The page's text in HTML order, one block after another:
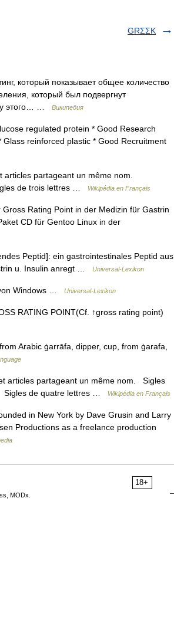
GRΣΣK
который показывает общее количество
который был подвергнут
этого… …
Википедия
regulated protein * Good Research
reinforced plastic * Good Recruitment
partageant un même nom.
de trois lettres …
Wikipédia en Français
Rating Point in der Medizin für Gastrin
CD für Gentoo Linux in der
Peptid]: ein gastrointestinales Peptid aus
u. Insulin anregt …
Universal-Lexikon
Windows … Universal-Lexikon
RATING POINT(Cf. ↑gross rating point)
Arabic ġarrāfa, dipper, cup, from ġarafa,
articles partageant un même nom. Sigles
Sigles de quatre lettres …
Wikipédia en Français
in New York by Dave Grusin and Larry
Productions as a freelance production
18+
MODx.